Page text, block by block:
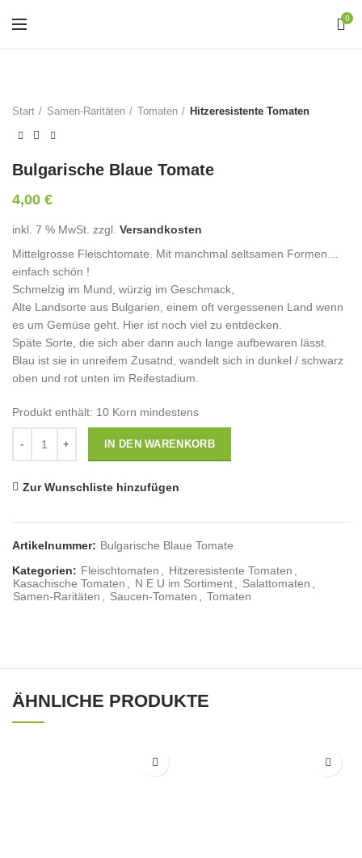
0
Start Samen-Raritäten Tomaten Hitzeresistente Tomaten
Bulgarische Blaue Tomate
4,00 €
inkl. 7 % MwSt. zzgl. Versandkosten
Mittelgrosse Fleischtomate. Mit manchmal seltsamen Formen…
einfach schön !
Schmelzig im Mund, würzig im Geschmack,
Alte Landsorte aus Bulgarien, einem oft vergessenen Land wenn
es um Gemüse geht. Hier ist noch viel zu entdecken.
Späte Sorte, die sich aber dann auch lange aufbewaren lässt.
Blau ist sie in unreifem Zusatnd, wandelt sich in dunkel / schwarz
oben und rot unten im Reifestadium.
Produkt enthält: 10 Korn mindestens
IN DEN WARENKORB
Zur Wunschliste hinzufügen
Artikelnummer: Bulgarische Blaue Tomate
Kategorien: Fleischtomaten Hitzeresistente Tomaten
Kasachische Tomaten
N E U im Sortiment Salattomaten
Samen-Raritäten
Saucen-Tomaten Tomaten
ÄHNLICHE PRODUKTE